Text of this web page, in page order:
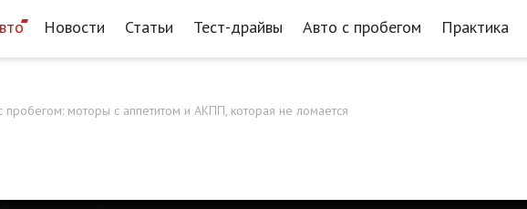
Новости Статьи Тест-драйвы Авто с пробегом Практика
пробегом: моторы с аппетитом и АКПП, которая не ломается